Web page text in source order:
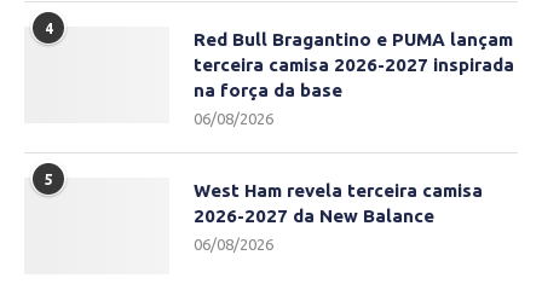
4
Red Bull Bragantino e PUMA lançam
terceira camisa 2026-2027 inspirada
na força da base
06/08/2026
5
West Ham revela terceira camisa
2026-2027 da New Balance
06/08/2026